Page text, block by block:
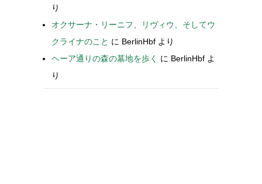
り
オクサーナ・リーニフ、リヴィウ、そしてウ
クライナのこと に BerlinHbf より
ヘーア通りの森の墓地を歩く
に BerlinHbf よ
り